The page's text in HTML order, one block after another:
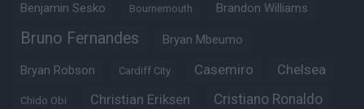
Benjamin Sesko Bournemouth Brandon Williams
Bruno Fernandes Bryan Mbeumo
Bryan Robson Cardiff City Casemiro Chelsea
Chido Obi Christian Eriksen Cristiano Ronaldo